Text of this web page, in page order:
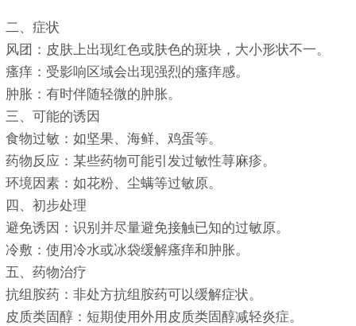
二、症状
风团：皮肤上出现红色或肤色的斑块，大小形状不一。
瘙痒：受影响区域会出现强烈的瘙痒感。
肿胀：有时伴随轻微的肿胀。
三、可能的诱因
食物过敏：如坚果、海鲜、鸡蛋等。
药物反应：某些药物可能引发过敏性荨麻疹。
环境因素：如花粉、尘螨等过敏原。
四、初步处理
避免诱因：识别并尽量避免接触已知的过敏原。
冷敷：使用冷水或冰袋缓解瘙痒和肿胀。
五、药物治疗
抗组胺药：非处方抗组胺药可以缓解症状。
皮质类固醇：短期使用外用皮质类固醇减轻炎症。